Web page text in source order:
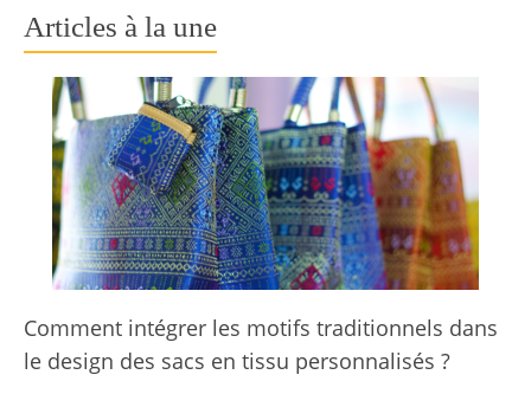
Articles à la une
Comment intégrer les motifs traditionnels dans
le design des sacs en tissu personnalisés ?